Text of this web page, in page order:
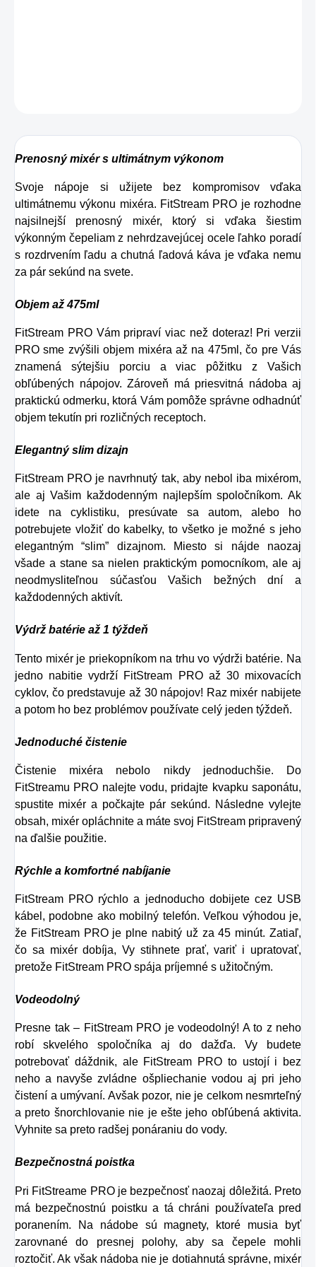
Prenosný mixér s ultimátnym výkonom
Svoje nápoje si užijete bez kompromisov vďaka
ultimátnemu výkonu mixéra. FitStream PRO je rozhodne
najsilnejší prenosný mixér, ktorý si vďaka šiestim
výkonným čepeliam z nehrdzavejúcej ocele ľahko poradí
s rozdrvením ľadu a chutná ľadová káva je vďaka nemu
za pár sekúnd na svete.
Objem až 475ml
FitStream PRO Vám pripraví viac než doteraz! Pri verzii
PRO sme zvýšili objem mixéra až na 475ml, čo pre Vás
znamená sýtejšiu porciu a viac pôžitku z Vašich
obľúbených nápojov. Zároveň má priesvitná nádoba aj
praktickú odmerku, ktorá Vám pomôže správne odhadnúť
objem tekutín pri rozličných receptoch.
Elegantný slim dizajn
FitStream PRO je navrhnutý tak, aby nebol iba mixérom,
ale aj Vašim každodenným najlepším spoločníkom. Ak
idete na cyklistiku, presúvate sa autom, alebo ho
potrebujete vložiť do kabelky, to všetko je možné s jeho
elegantným “slim” dizajnom. Miesto si nájde naozaj
všade a stane sa nielen praktickým pomocníkom, ale aj
neodmysliteľnou súčasťou Vašich bežných dní a
každodenných aktivít.
Výdrž batérie až 1 týždeň
Tento mixér je priekopníkom na trhu vo výdrži batérie. Na
jedno nabitie vydrží FitStream PRO až 30 mixovacích
cyklov, čo predstavuje až 30 nápojov! Raz mixér nabijete
a potom ho bez problémov používate celý jeden týždeň.
Jednoduché čistenie
Čistenie mixéra nebolo nikdy jednoduchšie. Do
FitStreamu PRO nalejte vodu, pridajte kvapku saponátu,
spustite mixér a počkajte pár sekúnd. Následne vylejte
obsah, mixér opláchnite a máte svoj FitStream pripravený
na ďalšie použitie.
Rýchle a komfortné nabíjanie
FitStream PRO rýchlo a jednoducho dobijete cez USB
kábel, podobne ako mobilný telefón. Veľkou výhodou je,
že FitStream PRO je plne nabitý už za 45 minút. Zatiaľ,
čo sa mixér dobíja, Vy stihnete prať, variť i upratovať,
pretože FitStream PRO spája príjemné s užitočným.
Vodeodolný
Presne tak – FitStream PRO je vodeodolný! A to z neho
robí skvelého spoločníka aj do dažďa. Vy budete
potrebovať dáždnik, ale FitStream PRO to ustojí i bez
neho a navyše zvládne ošpliechanie vodou aj pri jeho
čistení a umývaní. Avšak pozor, nie je celkom nesmrteľný
a preto šnorchlovanie nie je ešte jeho obľúbená aktivita.
Vyhnite sa preto radšej ponáraniu do vody.
Bezpečnostná poistka
Pri FitStreame PRO je bezpečnosť naozaj dôležitá. Preto
má bezpečnostnú poistku a tá chráni používateľa pred
poranením. Na nádobe sú magnety, ktoré musia byť
zarovnané do presnej polohy, aby sa čepele mohli
roztočiť. Ak však nádoba nie je dotiahnutá správne, mixér